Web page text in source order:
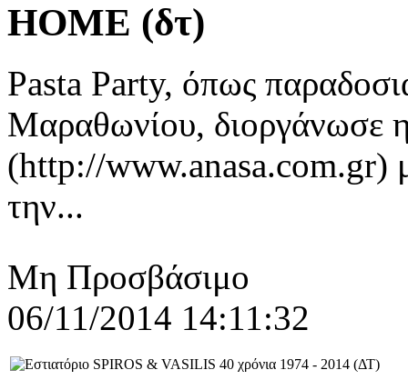
HOME (δτ)
Pasta Party, όπως
Μαραθωνίου, διοργάνωσε
(http://www.anasa.com.gr)
την...
Μη Προσβάσιμο
06/11/2014 14:11:32